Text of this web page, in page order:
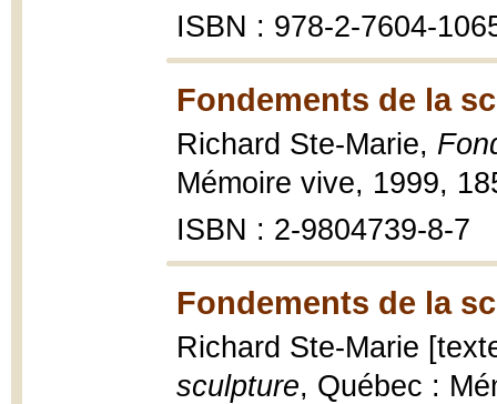
ISBN : 978-2-7604-
Fondements de la
Richard Ste-Marie,
Mémoire vive, 1999,
ISBN : 2-9804739-8-7
Fondements de la
Richard Ste-Marie
sculpture, Québec :